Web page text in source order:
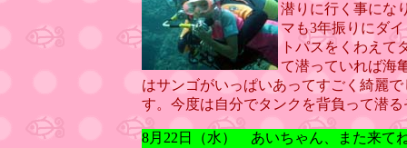
潜りに行く事にな
マも3年振りにダ
トパスをくわえて
て潜っていれば海
はサンゴがいっぱいあってすごく綺麗
す。今度は自分でタンクを背負って潜る
8月22日（水） あいちゃん、また来て